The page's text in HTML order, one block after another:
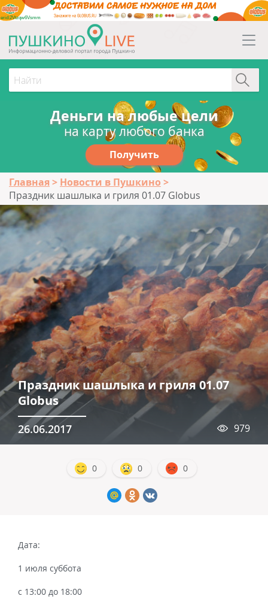
erid:2Vtzqw6Vsmm
Деньги на любые цели
на карту любого банка
Получить
Главная
Новости в Пушкино
Праздник шашлыка и гриля 01.07 Globus
Праздник шашлыка и гриля 01.07
Globus
26.06.2017 979
0 0 0
Дата:
1 июля суббота
с 13:00 до 18:00